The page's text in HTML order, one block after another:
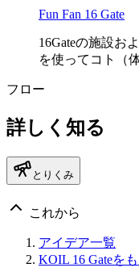
Fun Fan 16 Gate
16Gateの施設お
を使ってコト（
フロー
詳しく知る
とりくみ
これから
アイデア一覧
KOIL 16 Gateを